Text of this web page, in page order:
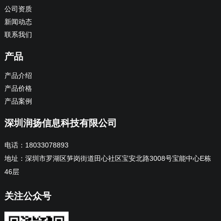
公司资质
新闻动态
联系我们
产品
产品介绍
产品价格
产品案例
深圳润扬信息科技有限公司
电话：18033078893
地址：深圳市罗湖区笋岗街道田心社区宝安北路3008号宝能中心E栋
46层
关注公众号